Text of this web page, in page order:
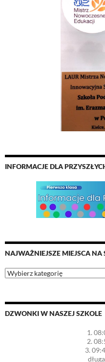
INFORMACJE DLA
NAJWAŻNIEJSZE MIEJSCA NA
Najważniejsze
miejsca
DZWONKI W NASZEJ SZKOLE
1.
2.
3.